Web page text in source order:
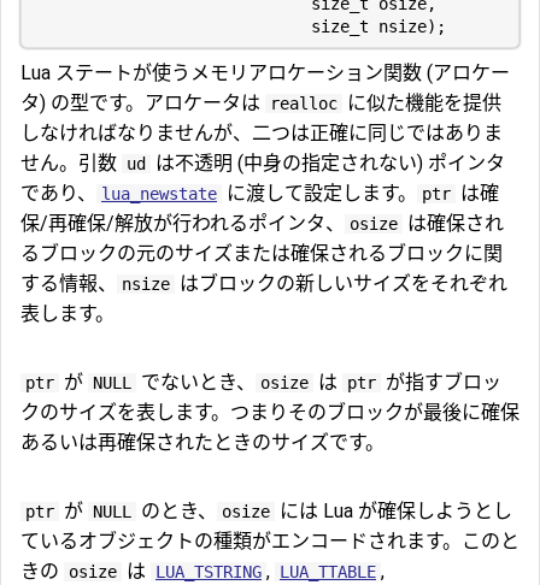
Lua ステートが使うメモリアロケーション関数 (アロケー
タ) の型です。アロケータは
realloc
に似た機能を提供
しなければなりませんが、二つは正確に同じではありま
せん。引数 ud
は不透明 (中身の指定されない) ポインタ
であり、
lua_newstate に渡して設定します。 ptr は確
保/再確保/解放が行われるポインタ、
osize は確保され
るブロックの元のサイズまたは確保されるブロックに関
する情報、
nsize はブロックの新しいサイズをそれぞれ
表します。
ptr が NULL でないとき、 osize は ptr が指すブロッ
クのサイズを表します。つまりそのブロックが最後に確保
あるいは再確保されたときのサイズです。
ptr が NULL のとき、 osize
には Lua が確保しようとし
ているオブジェクトの種類がエンコードされます。このと
きの
osize は LUA_TSTRING , LUA_TTABLE ,